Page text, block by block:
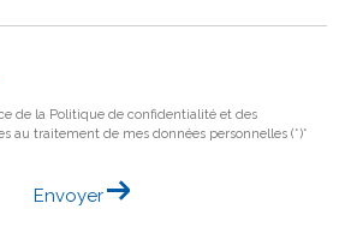
de la Politique de confidentialité et des
au traitement de mes données personnelles (*)*
Envoyer